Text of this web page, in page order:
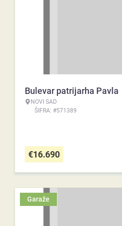
Bulevar patrijarha Pavla
NOVI SAD
ŠIFRA: #571389
€16.690
Garaže